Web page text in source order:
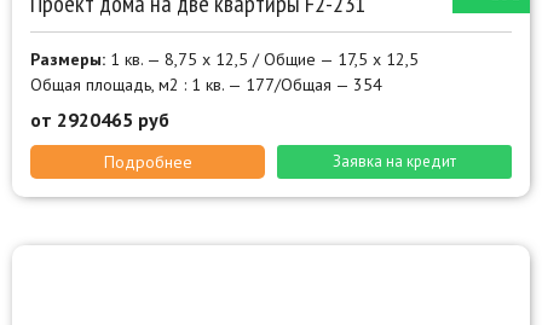
Размеры: 1 кв. — 8,75 х 12,5 / Общие — 17,5 х 12,5
Общая площадь, м2 : 1 кв. — 177/Общая — 354
от 2920465 руб
Подробнее Заявка на кредит